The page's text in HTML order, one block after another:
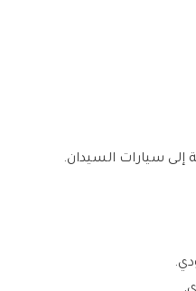
إلى سيارات السيدان.